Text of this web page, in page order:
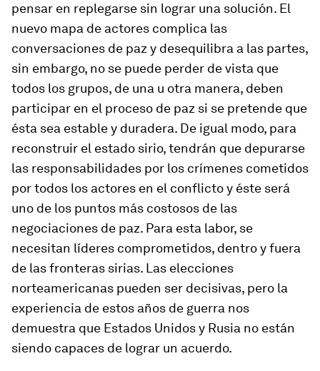
pensar en replegarse sin lograr una solución. El
nuevo mapa de actores complica las
conversaciones de paz y desequilibra a las partes,
sin embargo, no se puede perder de vista que
todos los grupos, de una u otra manera, deben
participar en el proceso de paz si se pretende que
ésta sea estable y duradera. De igual modo, para
reconstruir el estado sirio, tendrán que depurarse
las responsabilidades por los crímenes cometidos
por todos los actores en el conflicto y éste será
uno de los puntos más costosos de las
negociaciones de paz. Para esta labor, se
necesitan líderes comprometidos, dentro y fuera
de las fronteras sirias. Las elecciones
norteamericanas pueden ser decisivas, pero la
experiencia de estos años de guerra nos
demuestra que Estados Unidos y Rusia no están
siendo capaces de lograr un acuerdo.